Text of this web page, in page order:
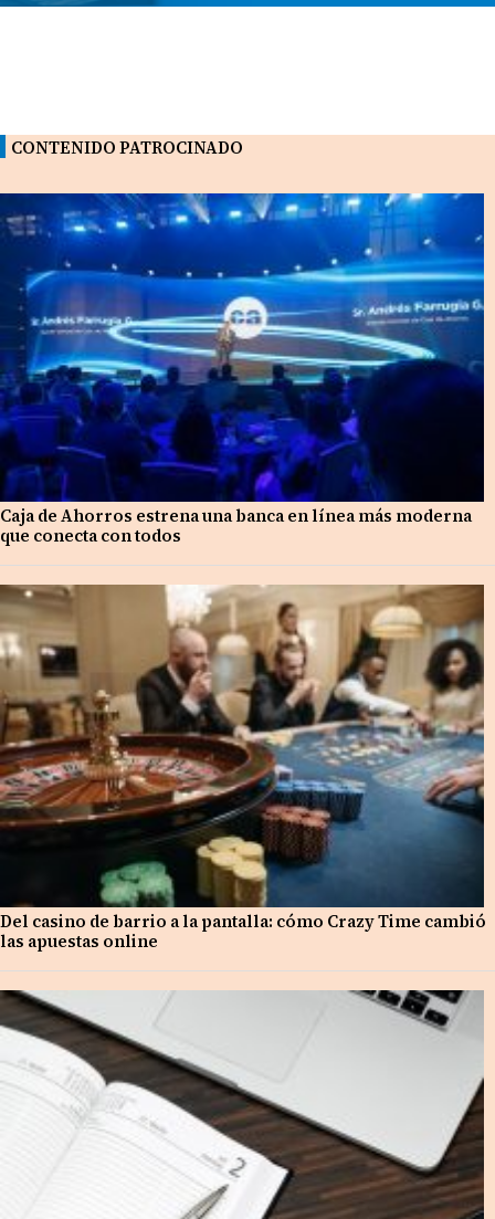
CONTENIDO PATROCINADO
Caja de Ahorros estrena una banca en línea más moderna
que conecta con todos
Del casino de barrio a la pantalla: cómo Crazy Time cambió
las apuestas online